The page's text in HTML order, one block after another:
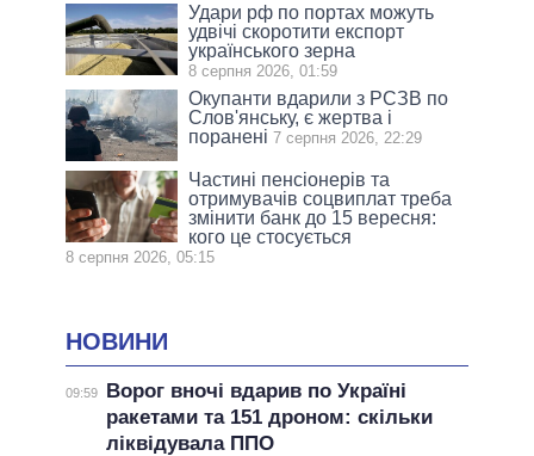
Удари рф по портах можуть
удвічі скоротити експорт
українського зерна
8 серпня 2026, 01:59
Окупанти вдарили з РСЗВ по
Слов'янську, є жертва і
поранені 7 серпня 2026, 22:29
Частині пенсіонерів та
отримувачів соцвиплат треба
змінити банк до 15 вересня:
кого це стосується
8 серпня 2026, 05:15
НОВИНИ
09:59
Ворог вночі вдарив по Україні
ракетами та 151 дроном: скільки
ліквідувала ППО